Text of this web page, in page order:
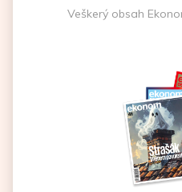
Veškerý obsah